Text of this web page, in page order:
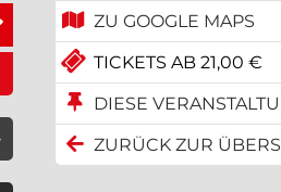
aus,
ZU GOOGLE MAPS
TICKETS AB 21,00 €
DIESE
ZURÜCK ZUR